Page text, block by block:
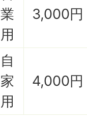
業
用
3,000円
自
家
用
4,000円